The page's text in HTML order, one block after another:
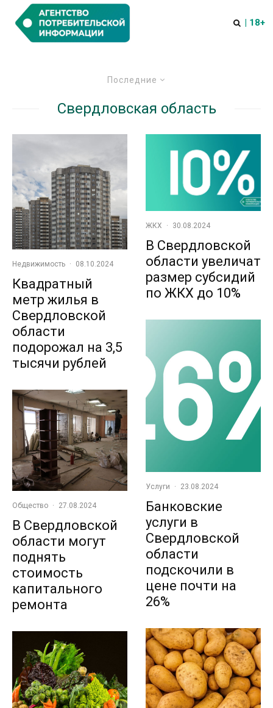
| 18+
Последние
Свердловская область
Недвижимость · 08.10.2024
Квадратный
метр жилья в
Свердловской
области
подорожал на 3,5
тысячи рублей
Общество · 27.08.2024
В Свердловской
области могут
поднять
стоимость
капитального
ремонта
ЖКХ · 30.08.2024
В Свердловской
области увеличат
размер субсидий
по ЖКХ до 10%
Услуги · 23.08.2024
Банковские
услуги в
Свердловской
области
подскочили в
цене почти на
26%